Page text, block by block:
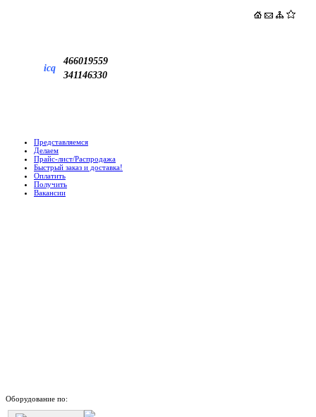
icq
466019559
341146330
Представляемся
Делаем
Прайс-лист/Распродажа
Быстрый заказ и доставка!
Оплатить
Получить
Вакансии
Оборудование по: